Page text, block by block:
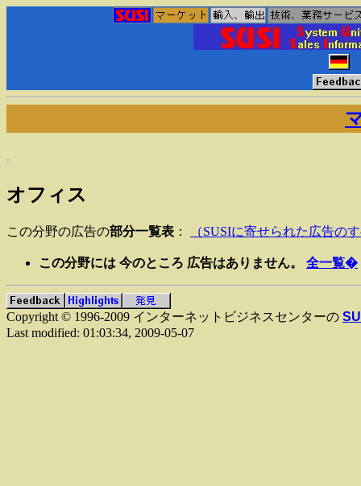
.
オフィス
この分野の広告の部分一覧表 ： （SUSIに寄せられた広告の
この分野には 今のところ 広告はありません。 全一覧�
Copyright © 1996-2009 インターネットビジネスセンターの
Last modified: 01:03:34, 2009-05-07